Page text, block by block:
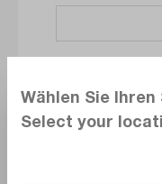
Wählen Sie
Select your